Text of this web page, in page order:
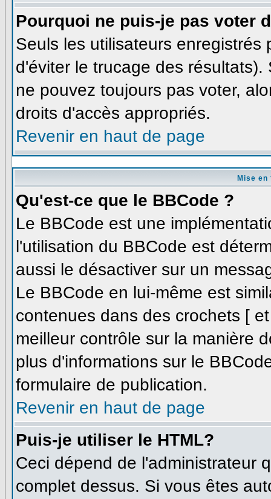
Pourquoi ne puis-je pas voter
Seuls les utilisateurs
d'éviter le trucage des
ne pouvez toujours pas voter,
droits d'accès appropriés.
Revenir en haut de page
Mise
Qu'est-ce que le BBCode ?
Le BBCode est une
l'utilisation du BBCode est
aussi le désactiver sur un
Le BBCode en lui-même est
contenues dans des crochets [
meilleur contrôle sur la manière
plus d'informations sur le
formulaire de publication.
Revenir en haut de page
Puis-je utiliser le HTML?
Ceci dépend de l'administrateur
complet dessus. Si vous êtes